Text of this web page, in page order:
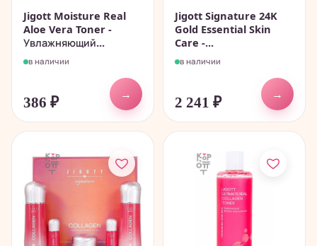
Jigott Moisture Real
Aloe Vera Toner -
Увлажняющий...
в наличии
386 ₽
→
Jigott Signature 24K
Gold Essential Skin
Care -...
в наличии
2 241 ₽
→